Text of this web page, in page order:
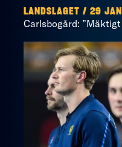
LANDSLAGET / 29
Carlsbogård: